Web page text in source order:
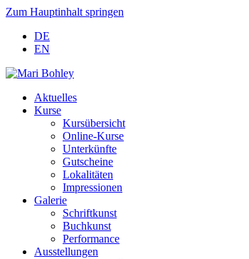
Zum Hauptinhalt springen
DE
EN
Aktuelles
Kurse
Kursübersicht
Online-Kurse
Unterkünfte
Gutscheine
Lokalitäten
Impressionen
Galerie
Schriftkunst
Buchkunst
Performance
Ausstellungen